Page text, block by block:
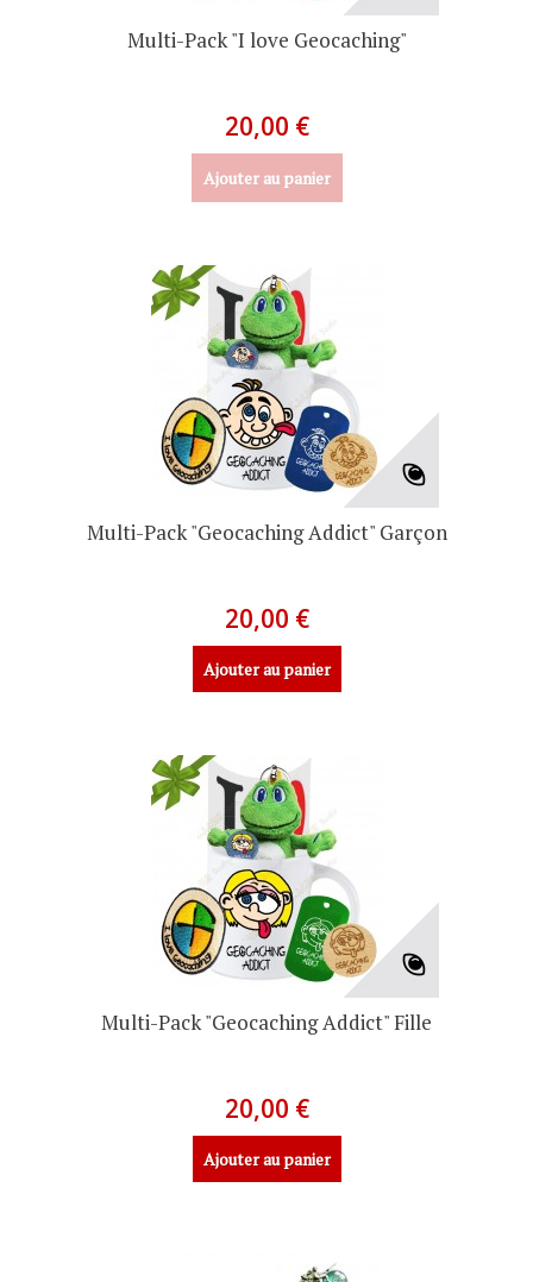
Multi-Pack "I love Geocaching"
20,00 €
Ajouter au panier
Multi-Pack "Geocaching Addict" Garçon
20,00 €
Ajouter au panier
Multi-Pack "Geocaching Addict" Fille
20,00 €
Ajouter au panier